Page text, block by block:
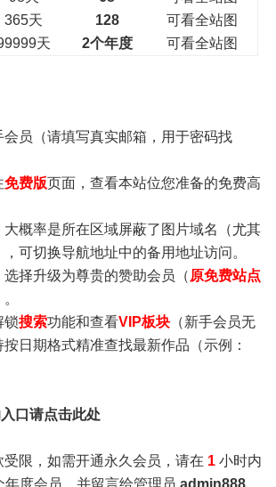
365天 128
可看全站图
天 2个年度 可看全站图
会员 （请填写真实邮箱，用于密码找
免费版页面，查看本站位您准备的免费高
大概率是所在区域屏蔽了图片域名（尤其
，可切换导航地址中的备用地址访问。
择升级为尊贵的赞助会员（ 原免费站点
锁搜索功能和查看VIP板块 （新手会员无
日期格式精准查找最新作品（示例：
口请点击此处
限，如需开通永久会员，请在 1 小时内
年度会员，并留言给管理员 admin888